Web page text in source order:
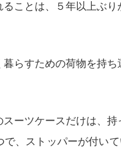
ことは、５年以上ぶり
らすための荷物を持ち
ーツケースだけは、持
で、ストッパーが付い